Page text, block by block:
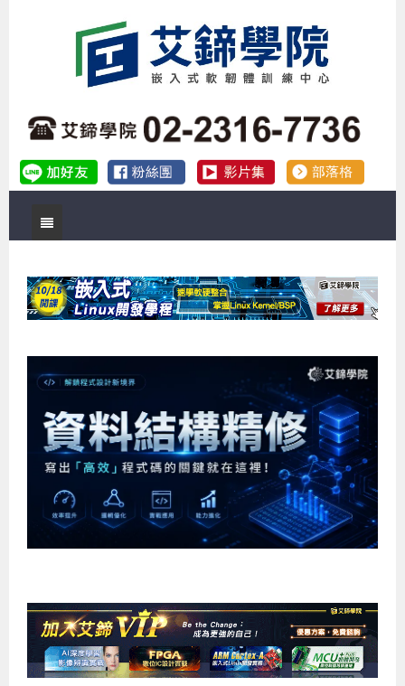
關於艾鍗
最新補助課程
開發板介紹
環境設備
最新職缺
艾鍗新聞
交通資訊
政府補助職訓說明會
[學程] 嵌入式Linux開發實務
Linux系統建置實務
Linux系統程式設計
Linux驅動程式設計實戰
Linux Socket網路程式設計
Raspberry Pi之Python程式設計硬體控制
MCU韌體設計系列課程
ARM MCU單晶片韌體開發
USB韌體設計
STM32嵌入式開發實戰
TI MSP430微控制器開發
生醫感測器整合設計班
硬體/IC設計系列課程
全能電路設計實戰班
FPGA 數位IC設計實戰
Allegro/PCB Layout設計
工業電子丙級輔導考照課程
AI人工智慧系列課程
iPAS AI應用規劃師能力鑑定課程
AI雲端原生與MLOps自動化實務
AI機器學習與深度學習實戰班
iPAS經濟部產業人才能力鑑定
iPAS AIoT 應用工程師(物聯網類)
iPAS巨量資料分析師
Kubernetes雲原生實戰班
AI雲端原生與MLOps自動化實務
物聯網開發系列課程
[學程]物聯網整合開發實戰
5G-SDN通訊系列課程
讓 AI 成為你的數位同事
AI雲端原生與MLOps自動化實務
n8n 零基礎工作自動化實戰班
Vibe Coding：AI 協作全端開發實戰班
數位課程總覽
嵌入式Linux開發系列
嵌入式Linux學程(數位豪華版)
Linux系統程式設計
ARM Boot Loader
使用C語言控制Raspberry Pi
MCU韌體開發系列
MCU韌體設計
Edge AI與Pi Pico實作應用
AI邊緣運算實作TensorFlow Lite for MCU
AI人工智慧系列課程
Vibe Coding：AI協作全端開發
生成式AI能力認證
kubernetes雲原生實戰班
AI雲端原生與MLOps自動化實務
IoT物聯網開發系列
物聯網整合開發與應用
iPAS產業人才能力鑑定系列
待業青年職訓課程(29歲以下)
Kubernetes工程師養成班
[假日班]AI邊緣運算實作TensorFlow Lite for MCU
[假日班]物聯網資訊安全實務
企業服務
企業教育訓練
企業儲值優惠方案
艾鍗企業VIP會員
研發設計服務
電腦教室租借服務[台北]
研討活動
學員專區
會員優惠
資訊專區
廠商求才
學員常見問題
前進校園
研發實習生計畫